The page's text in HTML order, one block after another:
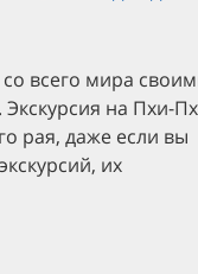
всего мира
на Пхи-
рая, даже если вы
их